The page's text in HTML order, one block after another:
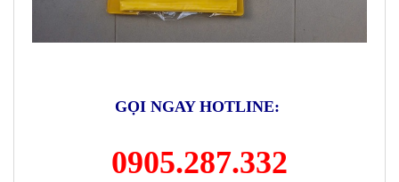
GỌI NGAY HOTLINE:
0905.287.332